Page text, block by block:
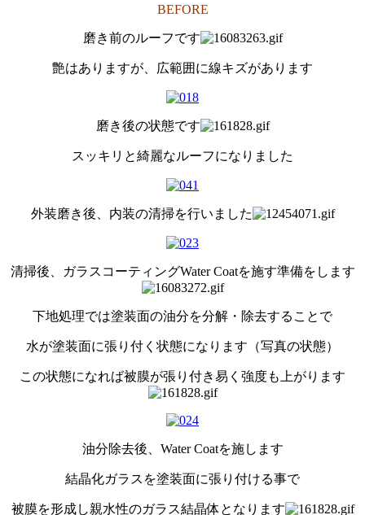
BEFORE
磨き前のルーフです
艶はありますが、広範囲に線キズがあります
磨き後の状態です
スッキリと綺麗なルーフになりました
外装磨き後、内装の清掃を行いました
清掃後、ガラスコーティングWater Coatを施す準備をします
下地処理では塗装面の油分を分解・除去することで
水が塗装面に張り付く状態になります（写真の状態）
この状態になれば被膜が張り付き易く強度も上がります
油分除去後、Water Coatを施します
結晶化ガラスを塗装面に張り付ける事で
被膜を形成し親水性のガラス結晶体となります